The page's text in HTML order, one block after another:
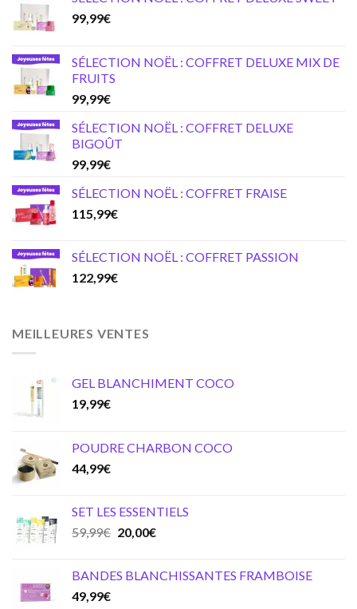
99,99€
SÉLECTION NOËL : COFFRET DELUXE MIX DE
FRUITS
99,99€
SÉLECTION NOËL : COFFRET DELUXE
BIGOÛT
99,99€
SÉLECTION NOËL : COFFRET FRAISE
115,99€
SÉLECTION NOËL : COFFRET PASSION
122,99€
MEILLEURES VENTES
GEL BLANCHIMENT COCO
19,99€
POUDRE CHARBON COCO
44,99€
SET LES ESSENTIELS
59,99€ Original
59,99€.
20,00€Current
20,00€.
BANDES BLANCHISSANTES FRAMBOISE
49,99€